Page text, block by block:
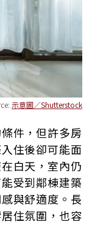
示意圖／Shutterstock
件，但許多房
住後卻可能面
白天，室內仍
受到鄰棟建築
與舒適度。長
住氛圍，也容